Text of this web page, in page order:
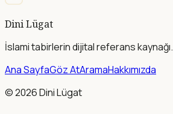
Dini Lügat
İslami tabirlerin dijital referans kaynağı.
Ana SayfaGöz AtAramaHakkımızda
©2026Dini Lügat